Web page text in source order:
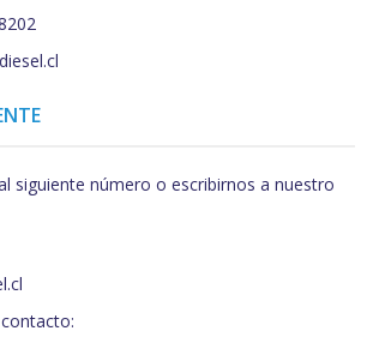
siguiente número o escribirnos a nuestro